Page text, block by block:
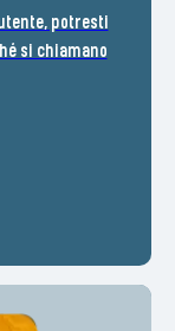
potresti
si chiamano